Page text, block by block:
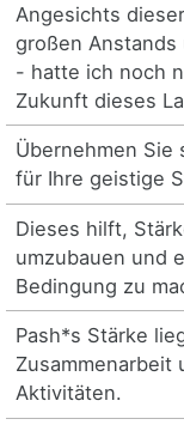
Angesichts
großen
- hatte ich noch
Zukunft dieses
Übernehmen Sie
für Ihre geistige
Dieses hilft,
umzubauen und
Bedingung zu
Pash*s Stärke
Zusammenarbeit
Aktivitäten.